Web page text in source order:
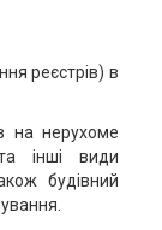
реєстрів) в
на нерухоме
інші види
будівний